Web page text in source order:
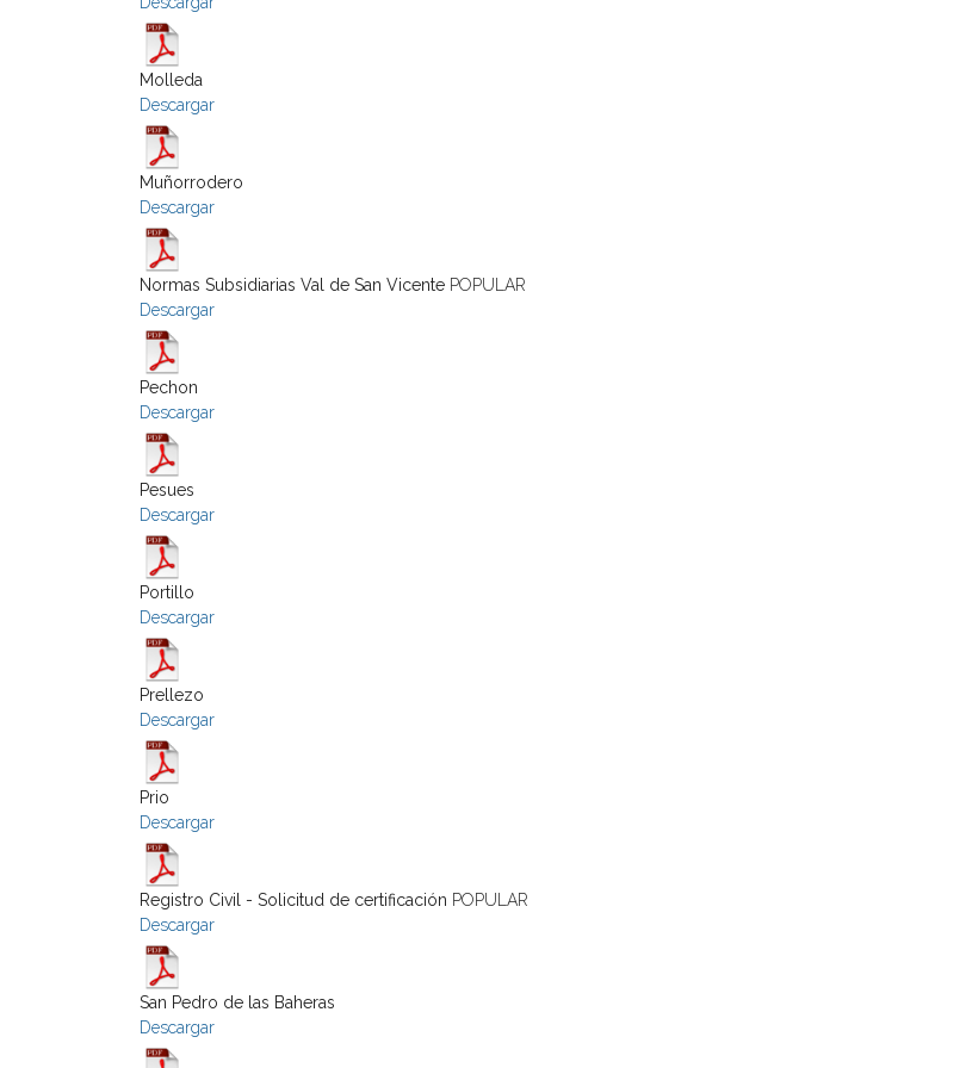
Molleda
Descargar
Muñorrodero
Descargar
Normas Subsidiarias Val de San Vicente POPULAR
Descargar
Pechon
Descargar
Pesues
Descargar
Portillo
Descargar
Prellezo
Descargar
Prio
Descargar
Registro Civil - Solicitud de certificación POPULAR
Descargar
San Pedro de las Baheras
Descargar